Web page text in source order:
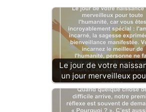
Le jour de votre
un jour merveilleux